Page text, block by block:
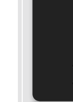
du 23
23
août